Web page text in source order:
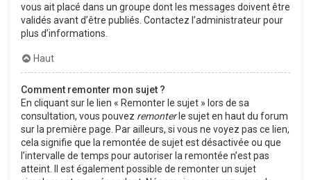
vous ait placé dans un groupe dont les messages doivent être
validés avant d’être publiés. Contactez l’administrateur pour
plus d’informations.
Haut
Comment remonter mon sujet ?
En cliquant sur le lien « Remonter le sujet » lors de sa
consultation, vous pouvez remonterle sujet en haut du forum
sur la première page. Par ailleurs, si vous ne voyez pas ce lien,
cela signifie que la remontée de sujet est désactivée ou que
l’intervalle de temps pour autoriser la remontée n’est pas
atteint. Il est également possible de remonter un sujet